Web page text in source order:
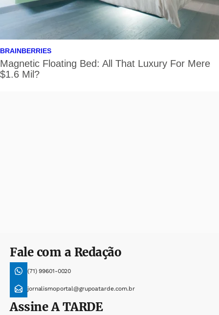
Fale com a Redação
(71) 99601-0020
jornalismoportal@grupoatarde.com.br
AssineA TARDE